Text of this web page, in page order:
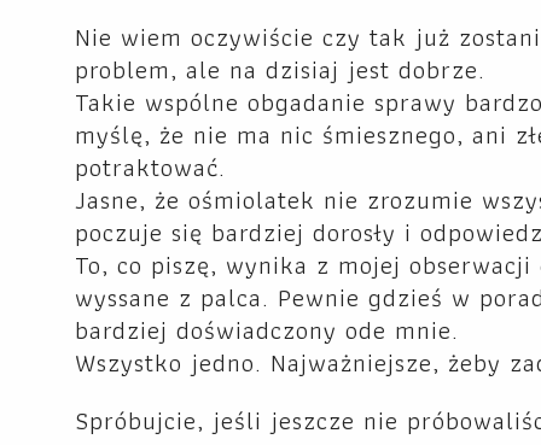
Nie wiem oczywiście czy tak już
problem, ale na dzisiaj jest dobrze.
Takie wspólne obgadanie sprawy
myślę, że nie ma nic śmiesznego, ani
potraktować.
Jasne, że ośmiolatek nie zrozumie
poczuje się bardziej dorosły i
To, co piszę, wynika z mojej
wyssane z palca. Pewnie gdzieś w
bardziej doświadczony ode mnie.
Wszystko jedno. Najważniejsze, żeby
Spróbujcie, jeśli jeszcze nie